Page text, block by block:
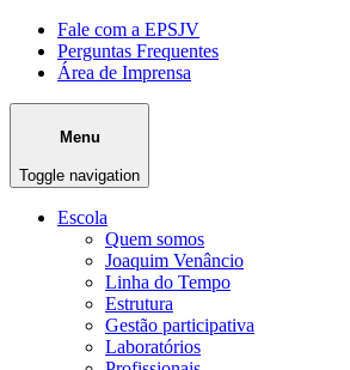
Fale com a EPSJV
Perguntas Frequentes
Área de Imprensa
Menu
Toggle navigation
Escola
Quem somos
Joaquim Venâncio
Linha do Tempo
Estrutura
Gestão participativa
Laboratórios